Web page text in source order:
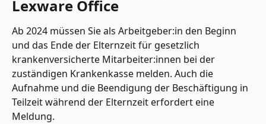
Lexware Office
Ab 2024 müssen Sie als Arbeitgeber:in den Beginn
und das Ende der Elternzeit für gesetzlich
krankenversicherte Mitarbeiter:innen bei der
zuständigen Krankenkasse melden. Auch die
Aufnahme und die Beendigung der Beschäftigung in
Teilzeit während der Elternzeit erfordert eine
Meldung.